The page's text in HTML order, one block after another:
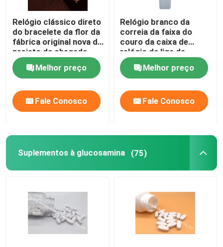
Suplementos à nutrição dos esportes
Suplementos à saúde do olho
Softgels Chewable
Vegetariano Softgels
Suplementos ao óleo de peixes
suplementos à saúde das mulheres
Suplemento à vitamina E
Relógio clássico direto
do bracelete da flor da
fábrica original nova do
projeto da chegada
WJ-6534
Melhor preço
Fale Conosco
Relógio branco da
correia da faixa do
couro da caixa de
relógio da liga da
mulher da forma do
presente de boa
qualidade WJ-8453
Melhor preço
Fale Conosco
Suplementos à glucosamina (75)